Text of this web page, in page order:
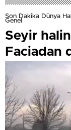
Son Dakika Dünya
Genel
Seyir
Faciadan